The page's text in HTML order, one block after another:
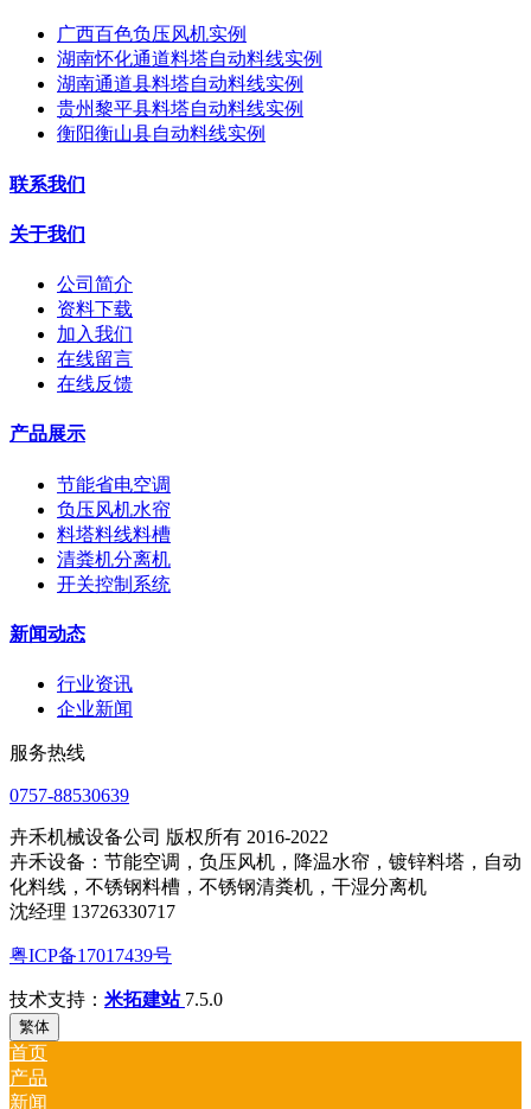
广西百色负压风机实例
湖南怀化通道料塔自动料线实例
湖南通道县料塔自动料线实例
贵州黎平县料塔自动料线实例
衡阳衡山县自动料线实例
联系我们
关于我们
公司简介
资料下载
加入我们
在线留言
在线反馈
产品展示
节能省电空调
负压风机水帘
料塔料线料槽
清粪机分离机
开关控制系统
新闻动态
行业资讯
企业新闻
服务热线
0757-88530639
卉禾机械设备公司 版权所有 2016-2022
卉禾设备：节能空调，负压风机，降温水帘，镀锌料塔，自动
化料线，不锈钢料槽，不锈钢清粪机，干湿分离机
沈经理 13726330717
粤ICP备17017439号
技术支持： 米拓建站 7.5.0
繁体
首页
产品
新闻